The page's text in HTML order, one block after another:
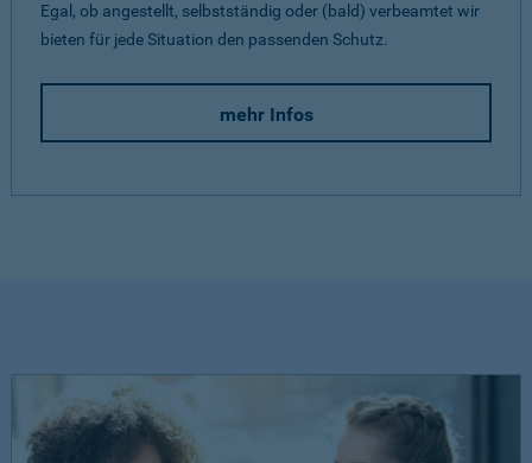
Egal, ob angestellt, selbstständig oder (bald) verbeamtet wir
bieten für jede Situation den passenden Schutz.
mehr Infos